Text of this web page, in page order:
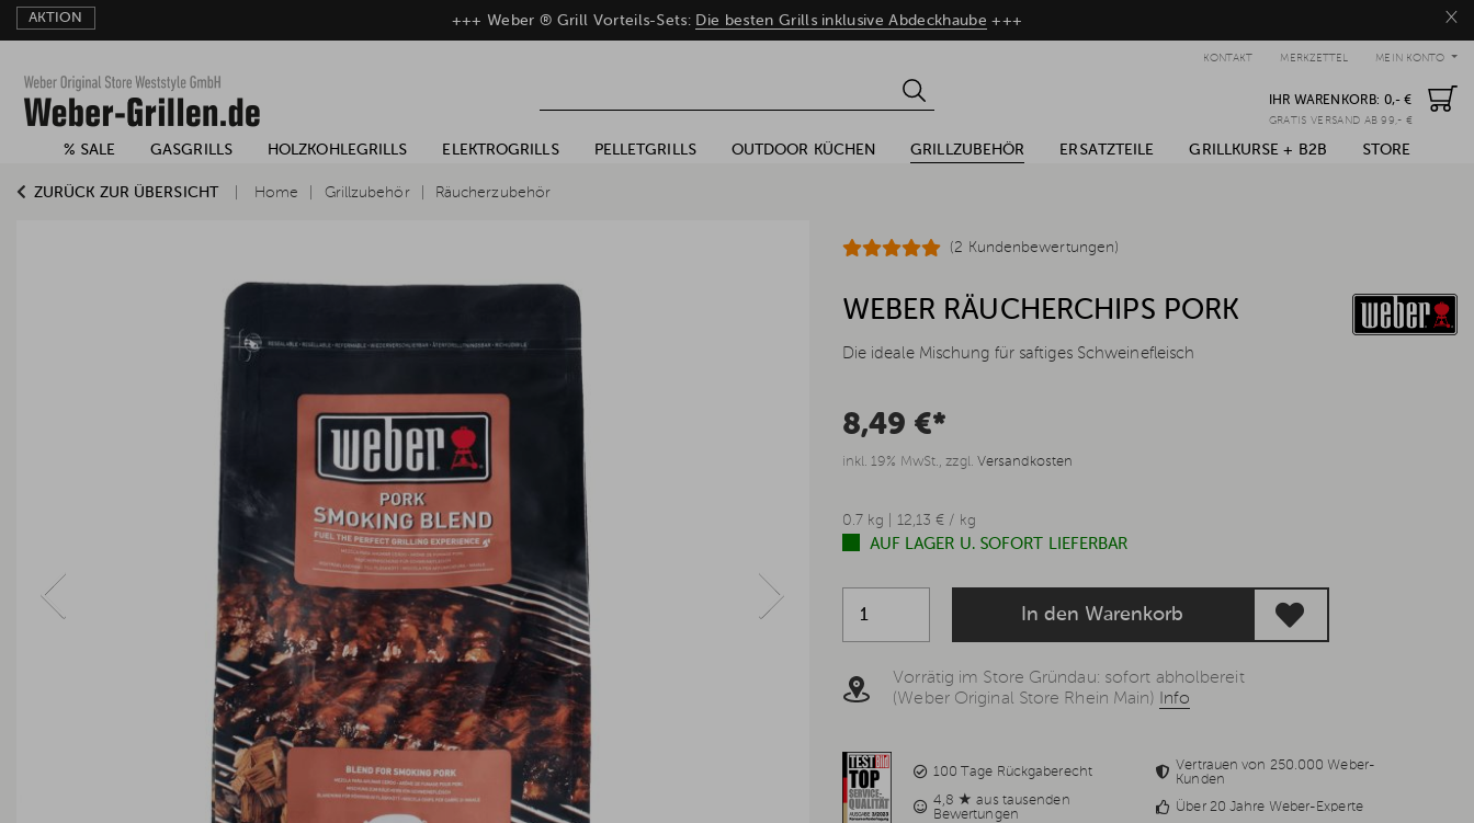
AKTION ×
+++ Weber ® Grill Vorteils-Sets: Die besten Grills inklusive Abdeckhaube +++
MEIN KONTO
MERKZETTEL
KONTAKT
IHR WARENKORB: 0,- €
GRATIS VERSAND AB 99,- €
% SALE GASGRILLS HOLZKOHLEGRILLS ELEKTROGRILLS PELLETGRILLS OUTDOOR KÜCHEN GRILLZUBEHÖR ERSATZTEILE GRILLKURSE + B2B STORE
ZURÜCK ZUR ÜBERSICHT Home Grillzubehör Räucherzubehör
(2 Kundenbewertungen)
WEBER RÄUCHERCHIPS PORK
Die ideale Mischung für saftiges Schweinefleisch
8,49 €*
inkl. 19% MwSt., zzgl. Versandkosten
0.7 kg | 12,13 € / kg
AUF LAGER U. SOFORT LIEFERBAR
In den Warenkorb
Vorrätig im Store Gründau: sofort abholbereit
(Weber Original Store Rhein Main)
Info
100 Tage Rückgaberecht
Vertrauen von 250.000 Weber-
Kunden
4,8 ★ aus tausenden
Bewertungen
Über 20 Jahre Weber-Experte